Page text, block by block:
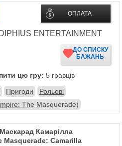
ОПЛАТА
ENTERTAINMENT
ДО СПИСКУ
БАЖАНЬ
цю гру: 5 гравців
Пригоди
Рольові
The Masquerade)
Камарілла
Masquerade: Camarilla